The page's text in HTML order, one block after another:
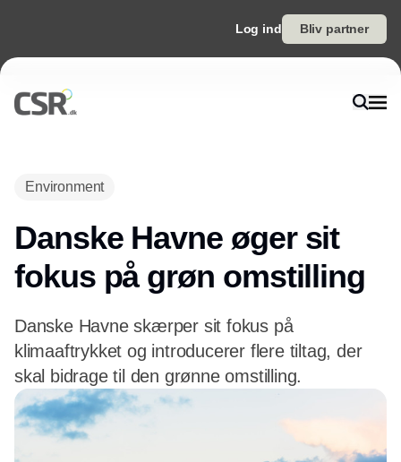
Log ind Bliv partner
Environment
Danske Havne øger sit
fokus på grøn omstilling
Danske Havne skærper sit fokus på
klimaaftrykket og introducerer flere tiltag, der
skal bidrage til den grønne omstilling.